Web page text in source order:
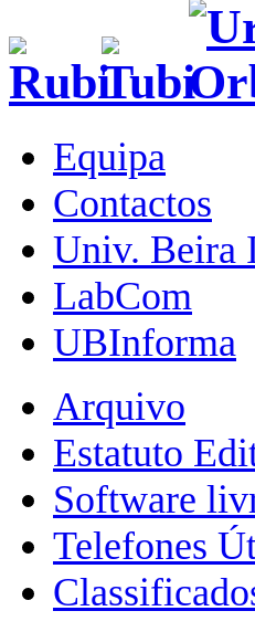
Equipa
Contactos
Univ. Beira
LabCom
UBInforma
Arquivo
Estatuto
Software
Telefones